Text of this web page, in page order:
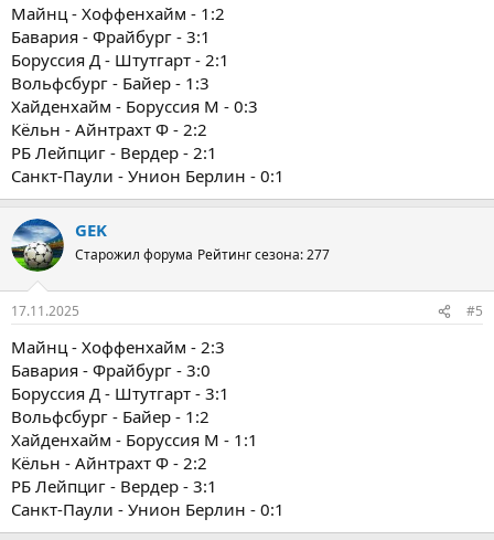
Майнц - Хоффенхайм - 1:2
Бавария - Фрайбург - 3:1
Боруссия Д - Штутгарт - 2:1
Вольфсбург - Байер - 1:3
Хайденхайм - Боруссия М - 0:3
Кёльн - Айнтрахт Ф - 2:2
РБ Лейпциг - Вердер - 2:1
Санкт-Паули - Унион Берлин - 0:1
GEK
Старожил форума Рейтинг сезона: 277
17.11.2025 #5
Майнц - Хоффенхайм - 2:3
Бавария - Фрайбург - 3:0
Боруссия Д - Штутгарт - 3:1
Вольфсбург - Байер - 1:2
Хайденхайм - Боруссия М - 1:1
Кёльн - Айнтрахт Ф - 2:2
РБ Лейпциг - Вердер - 3:1
Санкт-Паули - Унион Берлин - 0:1